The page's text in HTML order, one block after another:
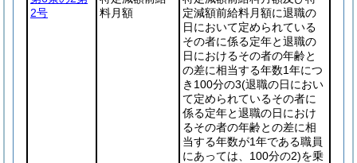
2号
料月額
定減額前給料月額に退職の
日において定められている
その者に係る定年と退職の
日におけるその者の年齢と
の差に相当する年数1年につ
き100分の3(退職の日におい
て定められているその者に
係る定年と退職の日におけ
るその者の年齢との差に相
当する年数が1年である職員
にあっては、100分の2)を乗